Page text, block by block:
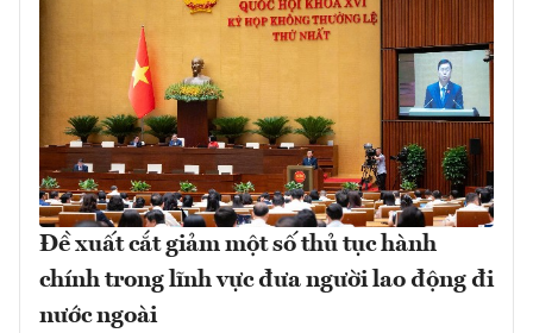
Đề xuất cắt giảm một số thủ tục hành
chính trong lĩnh vực đưa người lao động đi
nước ngoài